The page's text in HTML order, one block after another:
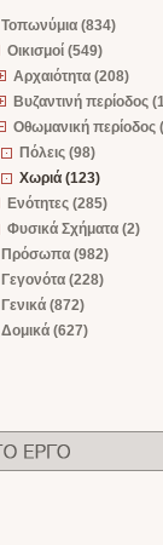
Τοπωνύμια (834)
Οικισμοί (549)
Αρχαιότητα (208)
Βυζαντινή περίοδος
Οθωμανική περίοδος
Πόλεις (98)
Χωριά (123)
Ενότητες (285)
Φυσικά Σχήματα (2)
Πρόσωπα (982)
Γεγονότα (228)
Γενικά (872)
Δομικά (627)